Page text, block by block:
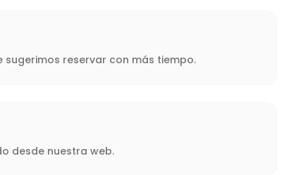
reservar con más tiempo.
desde nuestra web.